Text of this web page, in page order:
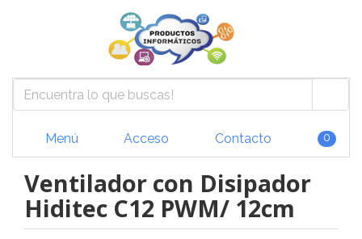
Menú Acceso Contacto 0
Ventilador con Disipador
Hiditec C12 PWM/ 12cm